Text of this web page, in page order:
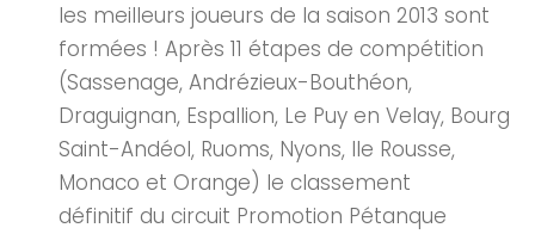
les meilleurs joueurs de la saison 2013 sont
formées ! Après 11 étapes de compétition
(Sassenage, Andrézieux-Bouthéon,
Draguignan, Espallion, Le Puy en Velay, Bourg
Saint-Andéol, Ruoms, Nyons, Ile Rousse,
Monaco et Orange) le classement
définitif du circuit Promotion Pétanque